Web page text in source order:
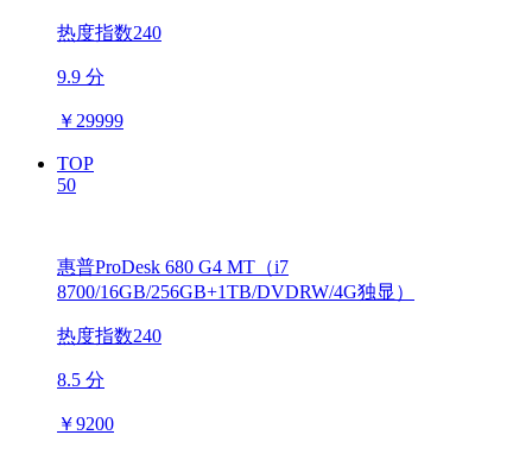
热度指数240
9.9 分
￥ 29999
TOP
50
惠普ProDesk 680 G4 MT（i7
8700/16GB/256GB+1TB/DVDRW/4G独显）
热度指数240
8.5 分
￥9200